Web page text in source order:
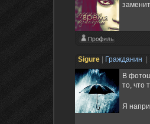
Sigure Гражданин
В
то, что
Я